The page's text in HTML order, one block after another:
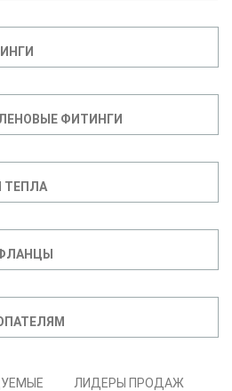
ФИТИНГИ
ТЕПЛА
ЛИДЕРЫ ПРОДАЖ